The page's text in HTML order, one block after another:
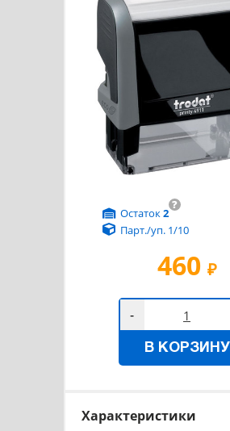
460 ₽
?
Остаток2
Парт./уп. 1/10
-
В КОРЗИНУ
Характеристики